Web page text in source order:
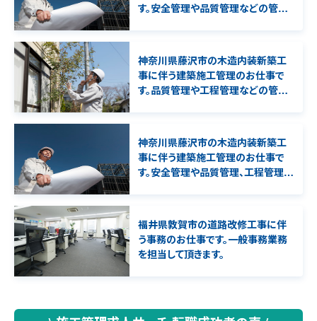
す。安全管理や品質管理などの管理
神奈川県藤沢市の木造内装新築工
事に伴う建築施工管理のお仕事で
す。品質管理や工程管理などの管理
す。
神奈川県藤沢市の木造内装新築工
事に伴う建築施工管理のお仕事で
す。安全管理や品質管理、工程管理な
士の資格必須となります。
福井県敦賀市の道路改修工事に伴
う事務のお仕事です。一般事務業務
を担当して頂きます。